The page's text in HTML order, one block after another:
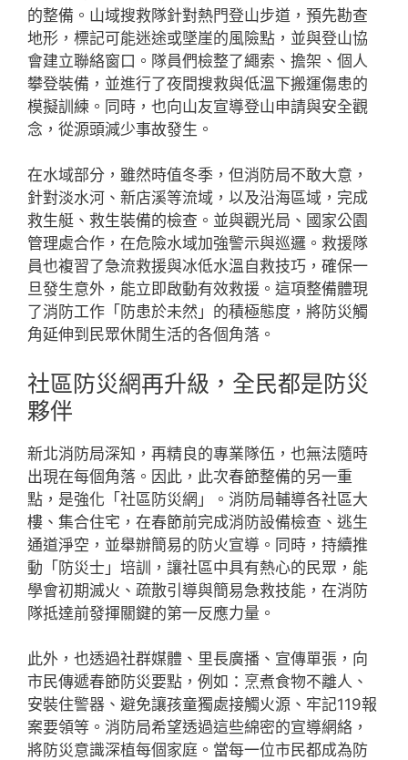
的整備。山域搜救隊針對熱門登山步道，預先勘查
地形，標記可能迷途或墜崖的風險點，並與登山協
會建立聯絡窗口。隊員們檢整了繩索、擔架、個人
攀登裝備，並進行了夜間搜救與低溫下搬運傷患的
模擬訓練。同時，也向山友宣導登山申請與安全觀
念，從源頭減少事故發生。
在水域部分，雖然時值冬季，但消防局不敢大意，
針對淡水河、新店溪等流域，以及沿海區域，完成
救生艇、救生裝備的檢查。並與觀光局、國家公園
管理處合作，在危險水域加強警示與巡邏。救援隊
員也複習了急流救援與冰低水溫自救技巧，確保一
旦發生意外，能立即啟動有效救援。這項整備體現
了消防工作「防患於未然」的積極態度，將防災觸
角延伸到民眾休閒生活的各個角落。
社區防災網再升級，全民都是防災
夥伴
新北消防局深知，再精良的專業隊伍，也無法隨時
出現在每個角落。因此，此次春節整備的另一重
點，是強化「社區防災網」。消防局輔導各社區大
樓、集合住宅，在春節前完成消防設備檢查、逃生
通道淨空，並舉辦簡易的防火宣導。同時，持續推
動「防災士」培訓，讓社區中具有熱心的民眾，能
學會初期滅火、疏散引導與簡易急救技能，在消防
隊抵達前發揮關鍵的第一反應力量。
此外，也透過社群媒體、里長廣播、宣傳單張，向
市民傳遞春節防災要點，例如：烹煮食物不離人、
安裝住警器、避免讓孩童獨處接觸火源、牢記119報
案要領等。消防局希望透過這些綿密的宣導網絡，
將防災意識深植每個家庭。當每一位市民都成為防